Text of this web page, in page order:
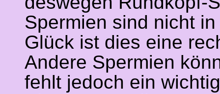
Spermien sind nicht
Glück ist dies eine
Andere Spermien
fehlt jedoch ein